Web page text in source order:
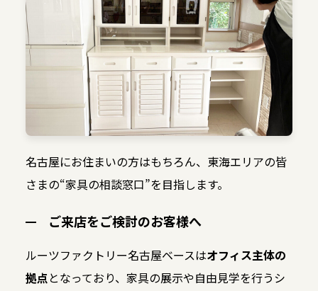
名古屋にお住まいの方はもちろん、東海エリアの皆
さまの“家具の相談窓口”を目指します。
ご来店をご検討のお客様へ
ルーツファクトリー名古屋ベースはオフィス主体の
拠点となっており、家具の展示や自由見学を行うシ